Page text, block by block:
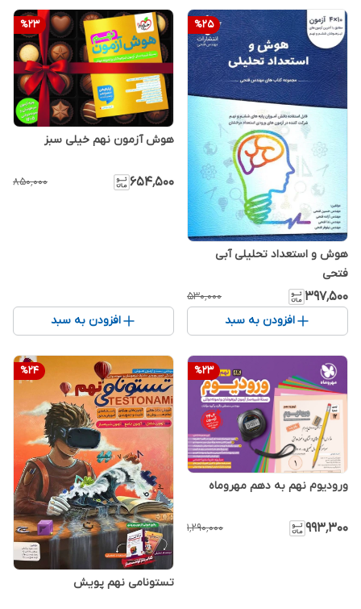
%25
هوش و استعداد تحلیلی آبی
فتحی
۳۹۷٬۵۰۰ ۵۳۰٬۰۰۰
افزودن به سبد
%23
هوش آزمون نهم خیلی سبز
۶۵۴٬۵۰۰ ۸۵۰٬۰۰۰
افزودن به سبد
%23
ورودیوم نهم به دهم مهروماه
۹۹۳٬۳۰۰ ۱٬۲۹۰٬۰۰۰
%24
تستونامی نهم پویش